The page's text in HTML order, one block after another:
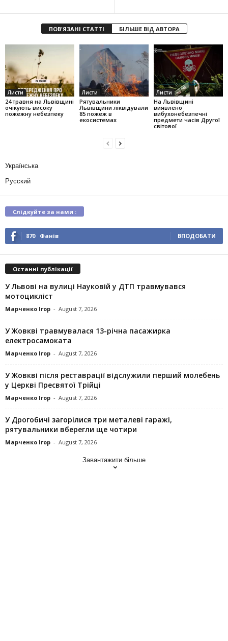
ПОВ'ЯЗАНІ СТАТТІ БІЛЬШЕ ВІД АВТОРА
Листи
24 травня на Львівщині
очікують високу
пожежну небезпеку
Листи
Рятувальники
Львівщини ліквідували
85 пожеж в
екосистемах
Листи
На Львівщині
виявлено
вибухонебезпечні
предмети часів Другої
світової
Українська
Русский
Слідкуйте за нами :
870 Фанів ВПОДОБАТИ
Останні публікації
У Львові на вулиці Науковій у ДТП травмувався
мотоцикліст
Марченко Ігор - August 7, 2026
У Жовкві травмувалася 13-річна пасажирка
електросамоката
Марченко Ігор - August 7, 2026
У Жовкві після реставрації відслужили перший молебень
у Церкві Пресвятої Трійці
Марченко Ігор - August 7, 2026
У Дрогобичі загорілися три металеві гаражі,
рятувальники вберегли ще чотири
Марченко Ігор - August 7, 2026
Завантажити більше